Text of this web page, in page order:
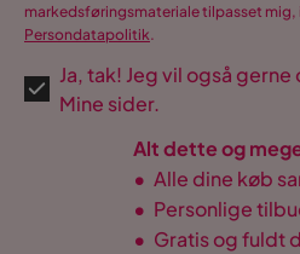
markedsføringsmateriale tilpasset mig,
Persondatapolitik.
Ja, tak! Jeg vil også
Mine sider.
Alt dette og
• Alle dine køb
• Personlige
• Gratis og fuldt